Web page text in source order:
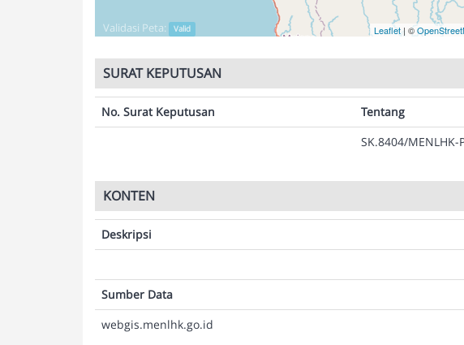
Leaflet | ©
Validasi Peta: Valid
SURAT KEPUTUSAN
No. Surat Keputusan Tentang
SK.8404/MENLHK-
KONTEN
Deskripsi
Sumber Data
webgis.menlhk.go.id